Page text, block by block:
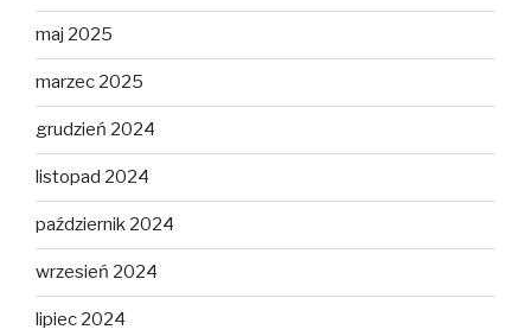
maj 2025
marzec 2025
grudzień 2024
listopad 2024
październik 2024
wrzesień 2024
lipiec 2024